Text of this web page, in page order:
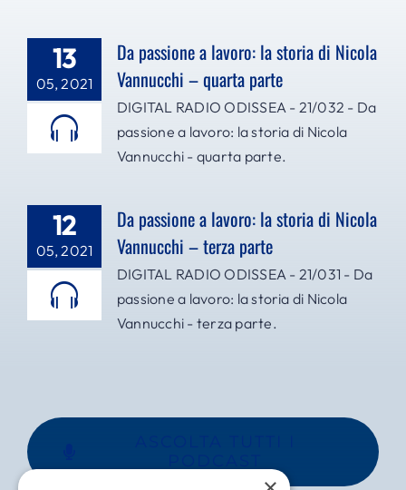
13
05, 2021
Da passione a lavoro: la storia di Nicola
Vannucchi – quarta parte
DIGITAL RADIO ODISSEA - 21/032 - Da
passione a lavoro: la storia di Nicola
Vannucchi - quarta parte.
12
05, 2021
Da passione a lavoro: la storia di Nicola
Vannucchi – terza parte
DIGITAL RADIO ODISSEA - 21/031 - Da
passione a lavoro: la storia di Nicola
Vannucchi - terza parte.